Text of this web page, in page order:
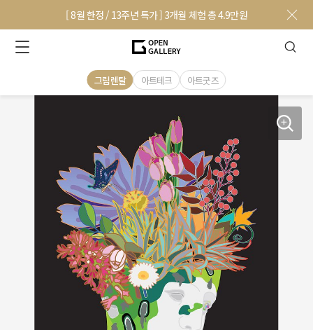
[ 8월 한정 / 13주년 특가 ] 3개월 체험 총 4.9만원
그림렌탈 아트테크 아트굿즈